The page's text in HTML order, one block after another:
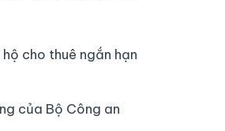
cho thuê ngắn hạn
của Bộ Công an